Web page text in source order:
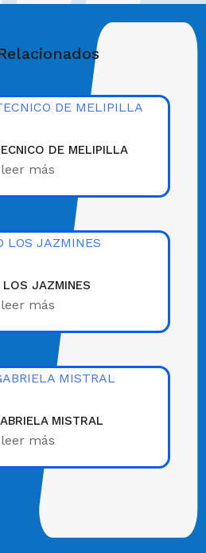
DE MELIPILLA
leer más
LOS JAZMINES
leer más
MISTRAL
leer más